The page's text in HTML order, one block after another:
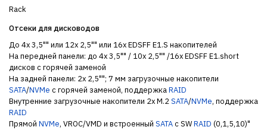
Rack
Отсеки для дисководов
До 4x 3,5"" или 12x 2,5"" или 16x EDSFF E1.S накопителей
На передней панели: до 4x 3,5"" / 10x 2,5"" /16x EDSFF E1.short
дисков с горячей заменой
На задней панели: 2x 2,5""; 7 мм загрузочные накопители
SATA/NVMe с горячей заменой, поддержкаRAID
Внутренние загрузочные накопители 2x M.2SATA/NVMe, поддержка
RAID
Прямой NVMe, VROC/VMD и встроенный SATAс SWRAID (0,1,5,10)"